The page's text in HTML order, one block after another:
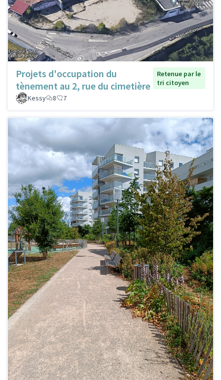
Projets d'occupation du
tènement au 2, rue du cimetière
Retenue par le
tri citoyen
Kessy
8 7